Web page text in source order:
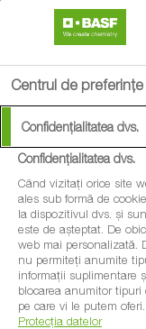
Centrul de
Confidențialitatea dvs.
Confidențialitatea dvs.
Când vizitați orice site
ales sub formă de
la dispozitivul dvs. și
este de așteptat. De
web mai personalizată.
nu permiteți anumite
informații suplimentare
blocarea anumitor
pe care vi le putem oferi.
Protecția datelor